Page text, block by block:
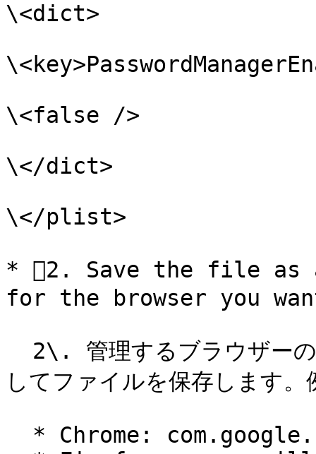
\<dict>
\<false />
\</dict>
\</plist>
* 2. Save the file
for the browser you
してファイルを保存します